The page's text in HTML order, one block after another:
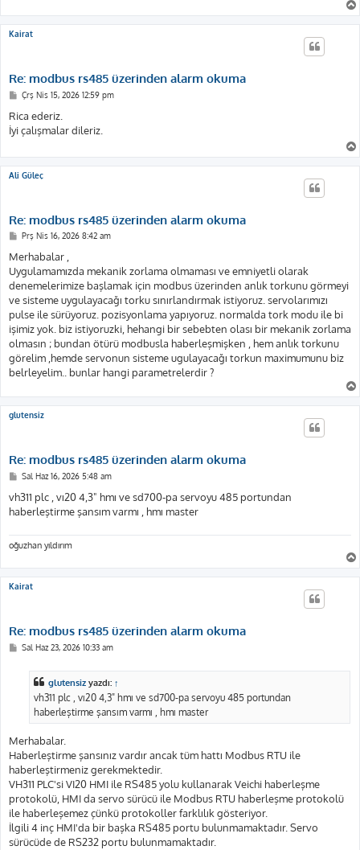
Kairat
Re: modbus rs485 üzerinden alarm okuma
M
s
a
j
Çrş Nis 15, 2026 12:59 pm
Rica ederiz.
İyi çalışmalar dileriz.
Ali Güleç
Re: modbus rs485 üzerinden alarm okuma
M
s
a
j
Prş Nis 16, 2026 8:42 am
Merhabalar ,
Uygulamamızda mekanik zorlama olmaması ve emniyetli olarak
denemelerimize başlamak için modbus üzerinden anlık torkunu görmeyi
ve sisteme uygulayacağı torku sınırlandırmak istiyoruz. servolarımızı
pulse ile sürüyoruz. pozisyonlama yapıyoruz. normalda tork modu ile bi
işimiz yok. biz istiyoruzki, hehangi bir sebebten olası bir mekanik zorlama
olmasın ; bundan ötürü modbusla haberleşmişken , hem anlık torkunu
görelim ,hemde servonun sisteme ugulayacağı torkun maximumunu biz
belrleyelim.. bunlar hangi parametrelerdir ?
glutensiz
Re: modbus rs485 üzerinden alarm okuma
M
s
a
j
Sal Haz 16, 2026 5:48 am
vh311 plc , vı20 4,3" hmı ve sd700-pa servoyu 485 portundan
haberleştirme şansım varmı , hmı master
oğuzhan yıldırım
Kairat
Re: modbus rs485 üzerinden alarm okuma
M
Sal Haz 23, 2026 10:33 am
glutensiz yazdı: ↑
vh311 plc , vı20 4,3" hmı ve sd700-pa servoyu 485 portundan
haberleştirme şansım varmı , hmı master
Merhabalar.
Haberleştirme şansınız vardır ancak tüm hattı Modbus RTU ile
haberleştirmeniz gerekmektedir.
VH311 PLC'si VI20 HMI ile RS485 yolu kullanarak Veichi haberleşme
protokolü, HMI da servo sürücü ile Modbus RTU haberleşme protokolü
ile haberleşemez çünkü protokoller farklılık gösteriyor.
İlgili 4 inç HMI'da bir başka RS485 portu bulunmamaktadır. Servo
sürücüde de RS232 portu bulunmamaktadır.